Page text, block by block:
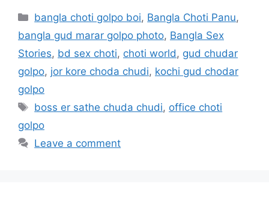
Categories
bangla choti golpo boi, Bangla Choti Panu,
bangla gud marar golpo photo, Bangla Sex
Stories, bd sex choti, choti world , gud chudar
golpo, jor kore choda chudi, kochi gud chodar
golpo
Tags
boss er sathe chuda chudi, office choti
golpo
Leave a comment